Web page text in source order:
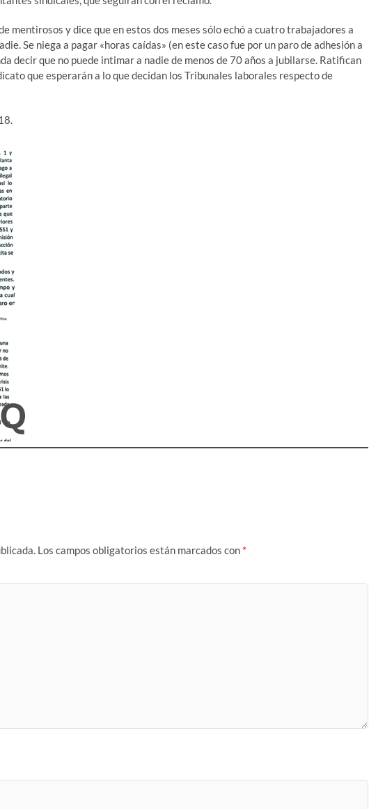
mentirosos y dice que en estos dos meses sólo echó a cuatro trabajadores a
Se niega a pagar «horas caídas» (en este caso fue por un paro de adhesión a
decir que no puede intimar a nadie de menos de 70 años a jubilarse. Ratifican
que esperarán a lo que decidan los Tribunales laborales respecto de
Los campos obligatorios están marcados con *